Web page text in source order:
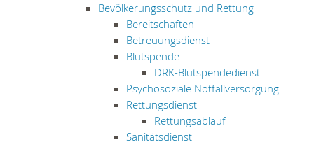
Bevölkerungsschutz und Rettung
Bereitschaften
Betreuungsdienst
Blutspende
DRK-Blutspendedienst
Psychosoziale Notfallversorgung
Rettungsdienst
Rettungsablauf
Sanitätsdienst